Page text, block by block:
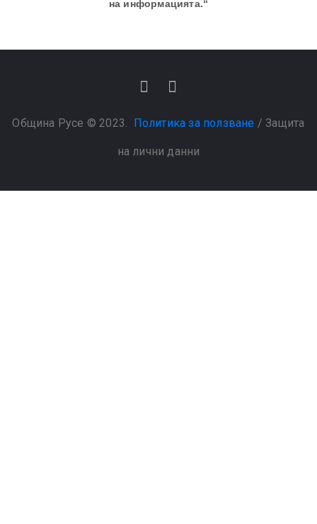
на информацията.“
Община Русе © 2023. Политика за ползване / Защита
на лични данни